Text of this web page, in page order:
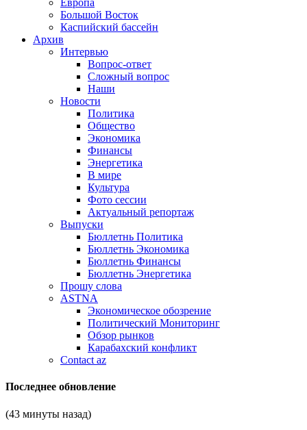
Европа
Большой Восток
Каспийский бассейн
Архив
Интервью
Вопрос-ответ
Сложный вопрос
Наши
Новости
Политика
Общество
Экономика
Финансы
Энергетика
В мире
Культура
Фото сессии
Актуальный репортаж
Выпуски
Бюллетнь Политика
Бюллетнь Экономика
Бюллетнь Финансы
Бюллетнь Энергетика
Прошу слова
ASTNA
Экономическое обозрение
Политический Мониторинг
Обзор рынков
Карабахский конфликт
Contact az
Последнее обновление
(43 минуты назад)